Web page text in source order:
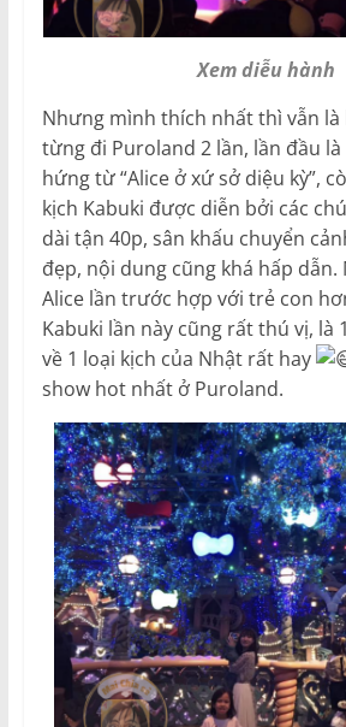
Xem diễu hành
Nhưng mình thích nhất thì vẫn là
từng đi Puroland 2 lần, lần đầu là
hứng từ “Alice ở xứ sở diệu kỳ”,
kịch Kabuki được diễn bởi các
dài tận 40p, sân khấu chuyển
đẹp, nội dung cũng khá hấp dẫn.
Alice lần trước hợp với trẻ con
Kabuki lần này cũng rất thú vị, là
về 1 loại kịch của Nhật rất hay
show hot nhất ở Puroland.